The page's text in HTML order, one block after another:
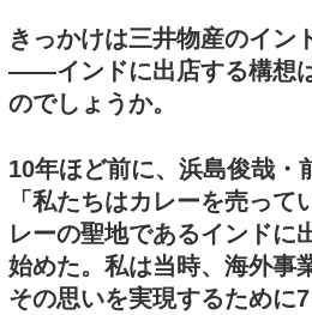
きっかけは三井物産のイン
――インドに出店する構想
のでしょうか。
10年ほど前に、浜島俊哉・
「私たちはカレーを売って
レーの聖地であるインドに
始めた。私は当時、海外事
その思いを実現するために